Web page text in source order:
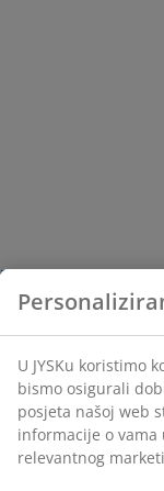
U JYSKu koristimo
bismo osigurali
posjeta našoj web
informacije o
relevantnog